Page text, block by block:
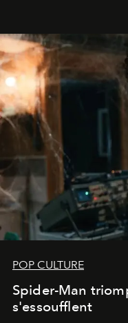
POP CULTURE
Spider-Man
s'essoufflent